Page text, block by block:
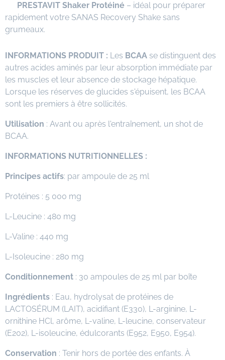
PRESTAVIT Shaker Protéiné – idéal pour préparer
rapidement votre SANAS Recovery Shake sans
grumeaux.
INFORMATIONS PRODUIT : Les BCAA se distinguent des
autres acides aminés par leur absorption immédiate par
les muscles et leur absence de stockage hépatique.
Lorsque les réserves de glucides s'épuisent, les BCAA
sont les premiers à être sollicités.
Utilisation : Avant ou après l'entraînement, un shot de
BCAA.
INFORMATIONS NUTRITIONNELLES :
Principes actifs: par ampoule de 25 ml
Protéines : 5 000 mg
L-Leucine : 480 mg
L-Valine : 440 mg
L-Isoleucine : 280 mg
Conditionnement : 30 ampoules de 25 ml par boîte
Ingrédients : Eau, hydrolysat de protéines de
LACTOSÉRUM (LAIT), acidifiant (E330), L-arginine, L-
ornithine HCl, arôme, L-valine, L-leucine, conservateur
(E202), L-isoleucine, édulcorants (E952, E950, E954).
Conservation : Tenir hors de portée des enfants. À